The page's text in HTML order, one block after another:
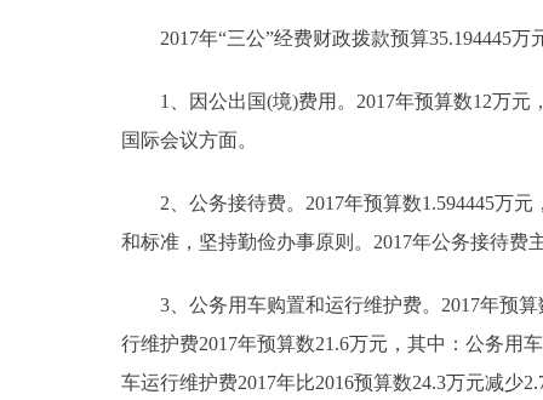
2017年“三公”经费财政拨款预算35.194445万
1、因公出国(境)费用。2017年预算数12万元
国际会议方面。
2、公务接待费。2017年预算数1.594445万元
和标准，坚持勤俭办事原则。2017年公务接待
3、公务用车购置和运行维护费。2017年预算
行维护费2017年预算数21.6万元，其中：公务用
车运行维护费2017年比2016预算数24.3万元减少